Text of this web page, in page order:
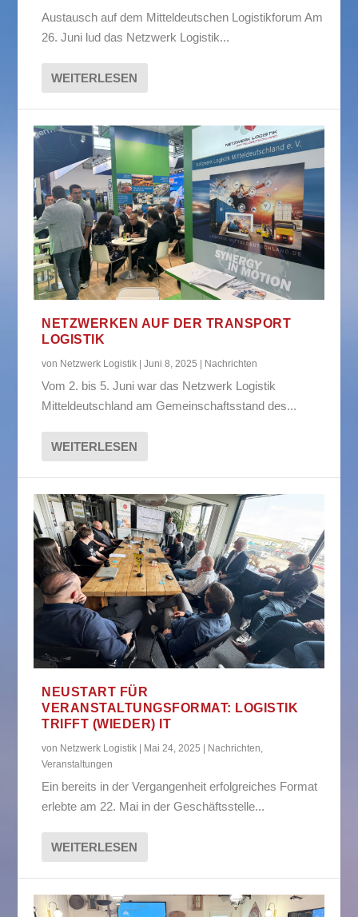
Austausch auf dem Mitteldeutschen Logistikforum Am
26. Juni lud das Netzwerk Logistik...
WEITERLESEN
NETZWERKEN AUF DER TRANSPORT
LOGISTIK
von Netzwerk Logistik |Juni 8, 2025 Nachrichten
Vom 2. bis 5. Juni war das Netzwerk Logistik
Mitteldeutschland am Gemeinschaftsstand des...
WEITERLESEN
NEUSTART FÜR
VERANSTALTUNGSFORMAT: LOGISTIK
TRIFFT (WIEDER) IT
von Netzwerk Logistik Mai 24, 2025 Nachrichten,
Veranstaltungen
Ein bereits in der Vergangenheit erfolgreiches Format
erlebte am 22. Mai in der Geschäftsstelle...
WEITERLESEN